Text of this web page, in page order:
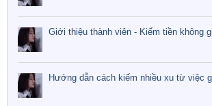
Giới thiệu thành viên - Kiếm tiền không
Hướng dẫn cách kiếm nhiều xu từ việc